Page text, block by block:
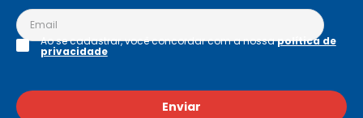
Enviar
Ao se cadastrar, você concordar com a nossapolítica de
privacidade